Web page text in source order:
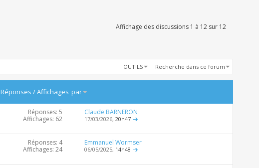
Affichage des discussions 1 à 12 sur 12
OUTILS Recherche dans ce forum
Réponses /Affichages par
Réponses: 5
Affichages: 62
Claude BARNERON
17/03/2026,20h47
Réponses: 4
Affichages: 24
Emmanuel Wormser
06/05/2025, 14h48